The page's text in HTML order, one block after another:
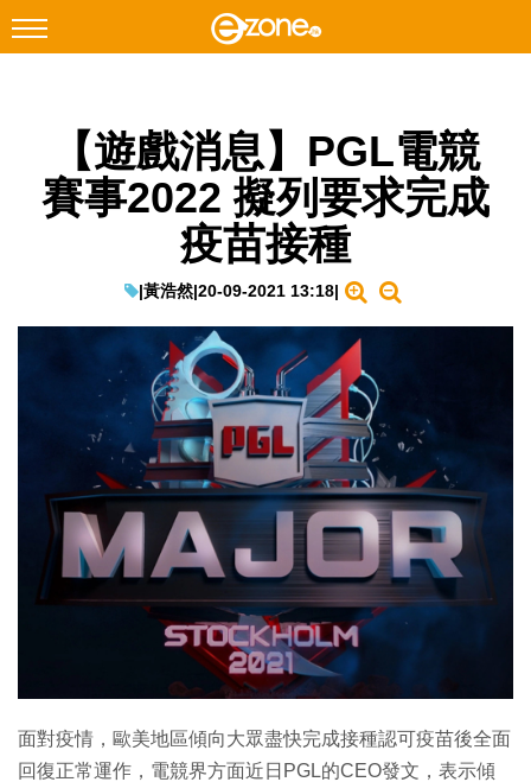
Facebook Instagram
科技焦點
教學評測
生成式AI與雲端應用
Enterprise Digital Transformation
【遊戲消息】PGL電競
賽事2022 擬列要求完成
疫苗接種
|黃浩然|20-09-2021 13:18|
面對疫情，歐美地區傾向大眾盡快完成接種認可疫苗後全面
回復正常運作，電競界方面近日PGL的CEO發文，表示傾